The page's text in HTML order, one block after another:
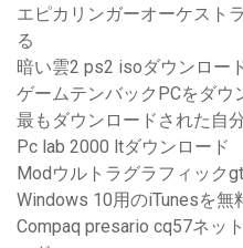
エピカリンガーオーケスト
る
暗い雲2 ps2 isoダウンロー
ゲームテンバックPCをダウ
最もダウンロードされた自
Pc lab 2000 ltダウンロード
Modウルトラグラフィック
Windows 10用のiTunesを無
Compaq presario cq57ネッ